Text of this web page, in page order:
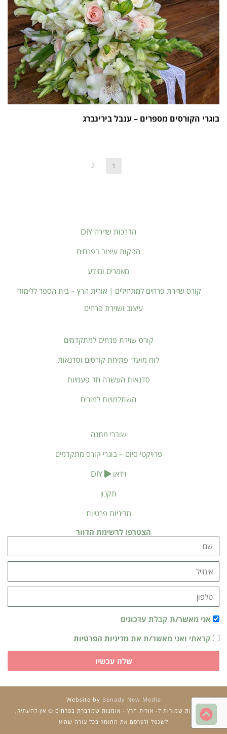
בוגרי הקורסים מספרים – ענבל בירינברג
1
2
הדרכות שזירה DIY
הפקות עיצוב בפרחים
מאמרים ומידע
קורס שזירת פרחים למתחילים | אורית הרץ – בית הספר ללימודי
עיצוב ושזירת פרחים
קורס שזירת פרחים למתקדמים
לוח מועדי פתיחת קורסים וסדנאות
סדנאות העשרה חד פעמיות
השתלמויות למורים
שוברי מתנה
פרויקטי סיום – בוגרי קורס מתקדמים
וידאו
DIY
תקנון
מדיניות פרטיות
הצטרפו לרשימת הדוור
אני מאשר/ת קבלת עדכונים
קראתי ואני מאשר/ת את מדיניות הפרטיות
שלח עכשיו
Website by Benady New Media
כל הזכויות שמורות ל- אורית הרץ - אומנות שמדברת בפרחים © אין להעתיק,
לשכפל ולפרסם את החומר בכל צורה שהיא
גלילה
לראש